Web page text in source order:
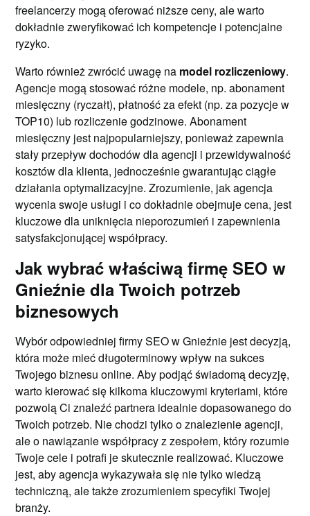
freelancerzy mogą oferować niższe ceny, ale warto
dokładnie zweryfikować ich kompetencje i potencjalne
ryzyko.
Warto również zwrócić uwagę na model rozliczeniowy.
Agencje mogą stosować różne modele, np. abonament
miesięczny (ryczałt), płatność za efekt (np. za pozycje w
TOP10) lub rozliczenie godzinowe. Abonament
miesięczny jest najpopularniejszy, ponieważ zapewnia
stały przepływ dochodów dla agencji i przewidywalność
kosztów dla klienta, jednocześnie gwarantując ciągłe
działania optymalizacyjne. Zrozumienie, jak agencja
wycenia swoje usługi i co dokładnie obejmuje cena, jest
kluczowe dla uniknięcia nieporozumień i zapewnienia
satysfakcjonującej współpracy.
Jak wybrać właściwą firmę SEO w
Gnieźnie dla Twoich potrzeb
biznesowych
Wybór odpowiedniej firmy SEO w Gnieźnie jest decyzją,
która może mieć długoterminowy wpływ na sukces
Twojego biznesu online. Aby podjąć świadomą decyzję,
warto kierować się kilkoma kluczowymi kryteriami, które
pozwolą Ci znaleźć partnera idealnie dopasowanego do
Twoich potrzeb. Nie chodzi tylko o znalezienie agencji,
ale o nawiązanie współpracy z zespołem, który rozumie
Twoje cele i potrafi je skutecznie realizować. Kluczowe
jest, aby agencja wykazywała się nie tylko wiedzą
techniczną, ale także zrozumieniem specyfiki Twojej
branży.